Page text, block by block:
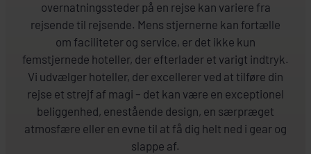
overnatningssteder på en rejse kan variere fra
rejsende til rejsende. Mens stjernerne kan fortælle
om faciliteter og service, er det ikke kun
femstjernede hoteller, der efterlader et varigt indtryk.
Vi udvælger hoteller, der excellerer ved at tilføre din
rejse et strejf af magi – det kan være en exceptionel
beliggenhed, enestående design, en særpræget
atmosfære eller en evne til at få dig helt ned i gear og
slappe af.